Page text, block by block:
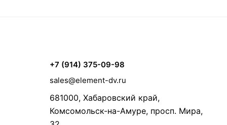
+7 (914) 375-09-98
sales@element-dv.ru
681000, Хабаровский край,
Комсомольск-на-Амуре, просп. Мира,